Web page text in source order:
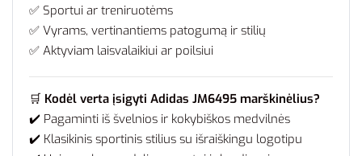
✅ Sportui ar treniruotėms
✅ Vyrams, vertinantiems patogumą ir stilių
✅ Aktyviam laisvalaikiui ar poilsiui
🛒 Kodėl verta įsigyti Adidas JM6495 marškinėlius?
✔️ Pagaminti iš švelnios ir kokybiškos medvilnės
✔️ Klasikinis sportinis stilius su išraiškingu logotipu